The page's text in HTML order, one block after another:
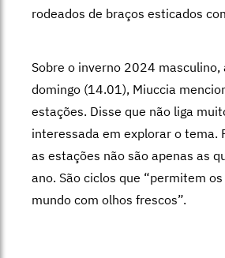
rodeados de braços esticados
Sobre o inverno 2024 masculino,
domingo (14.01), Miuccia
estações. Disse que não liga
interessada em explorar o tema.
as estações não são apenas as
ano. São ciclos que “permitem
mundo com olhos frescos”.